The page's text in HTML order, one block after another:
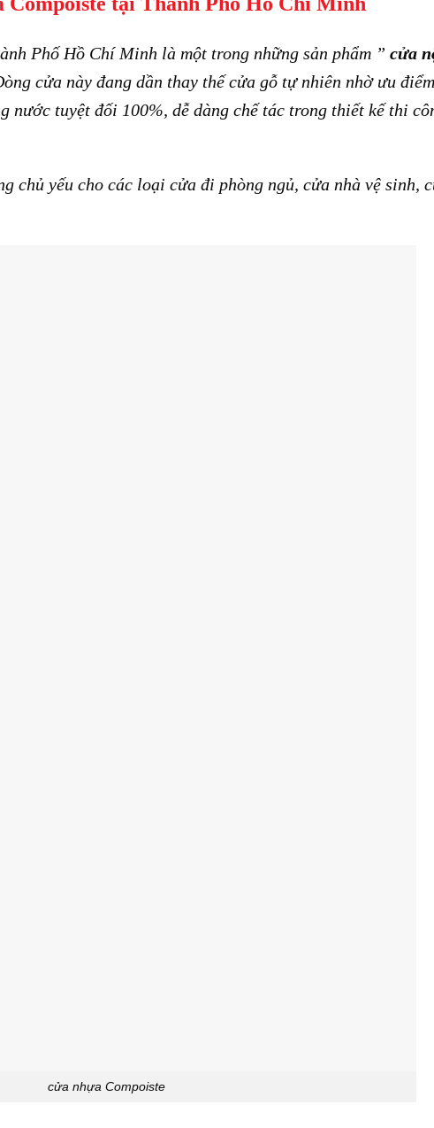
Phố Hồ Chí Minh là một trong những sản phẩm ” cửa
cửa này đang dần thay thế cửa gỗ tự nhiên nhờ ưu điểm
nước tuyệt đối 100%, dễ dàng chế tác trong thiết kế thi
chủ yếu cho các loại cửa đi phòng ngủ, cửa nhà vệ sinh,
cửa nhựa Compoiste